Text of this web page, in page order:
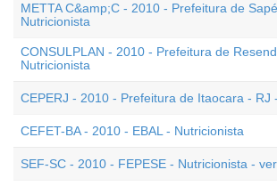
METTA C&amp;C - 2010 - Prefeitura de
Nutricionista
CONSULPLAN - 2010 - Prefeitura de
Nutricionista
CEPERJ - 2010 - Prefeitura de Itaocara - RJ
CEFET-BA - 2010 - EBAL - Nutricionista
SEF-SC - 2010 - FEPESE - Nutricionista -